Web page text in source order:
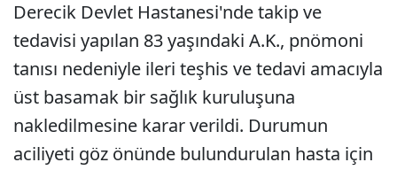
Derecik Devlet Hastanesi'nde takip ve
tedavisi yapılan 83 yaşındaki A.K., pnömoni
tanısı nedeniyle ileri teşhis ve tedavi amacıyla
üst basamak bir sağlık kuruluşuna
nakledilmesine karar verildi. Durumun
aciliyeti göz önünde bulundurulan hasta için